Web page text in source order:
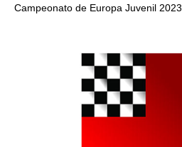
Campeonato de Europa Juvenil 2023